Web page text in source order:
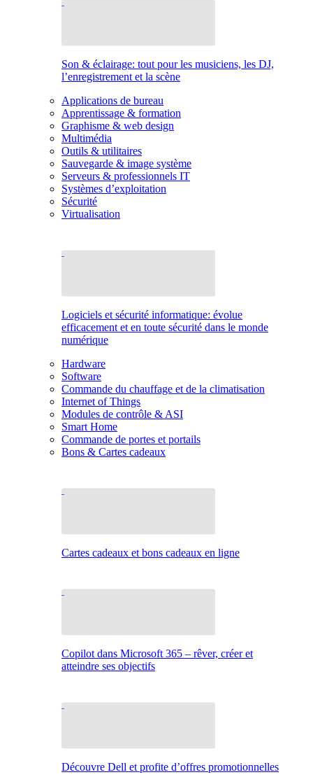
Son & éclairage: tout pour les musiciens, les DJ,
l’enregistrement et la scène
Applications de bureau
Apprentissage & formation
Graphisme & web design
Multimédia
Outils & utilitaires
Sauvegarde & image système
Serveurs & professionnels IT
Systèmes d’exploitation
Sécurité
Virtualisation
Logiciels et sécurité informatique: évolue
efficacement et en toute sécurité dans le monde
numérique
Hardware
Software
Commande du chauffage et de la climatisation
Internet of Things
Modules de contrôle & ASI
Smart Home
Commande de portes et portails
Bons & Cartes cadeaux
Cartes cadeaux et bons cadeaux en ligne
Copilot dans Microsoft 365 – rêver, créer et
atteindre ses objectifs
Découvre Dell et profite d’offres promotionnelles